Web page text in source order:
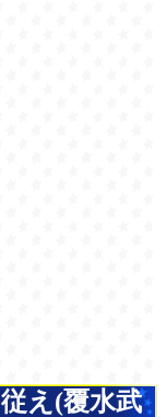
え(覆水武